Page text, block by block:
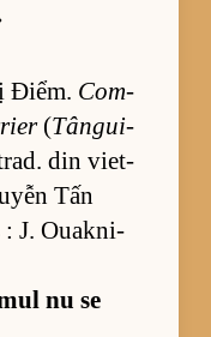
Điểm. Com­
(Tân­gu­i­
din vi­et­
Tấn
: J. Ou­ak­ni­
nu se